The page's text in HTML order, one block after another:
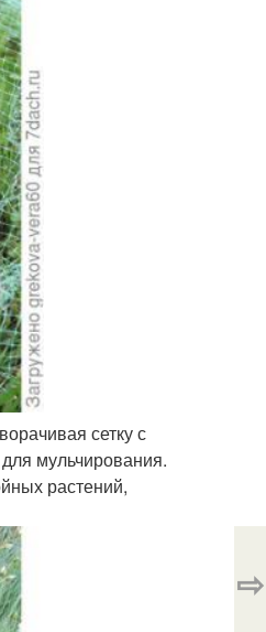
сетку с
мульчирования.
растений,
⇨